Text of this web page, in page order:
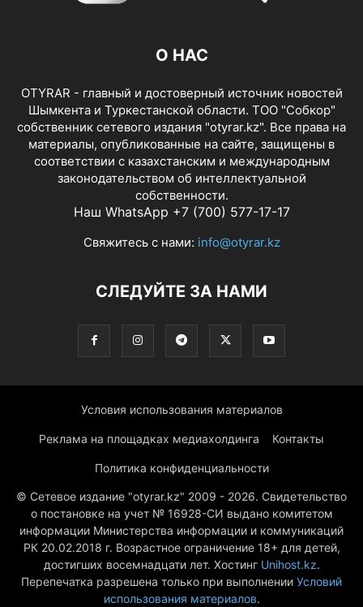
О НАС
OTYRAR - главный и достоверный источник новостей
Шымкента и Туркестанской области. ТОО "Собкор"
собственник сетевого издания "otyrar.kz". Все права на
материалы, опубликованные на сайте, защищены в
соответствии с казахстанским и международным
законодательством об интеллектуальной
собственности.
Наш WhatsApp +7 (700) 577-17-17
Свяжитесь с нами: info@otyrar.kz
СЛЕДУЙТЕ ЗА НАМИ
Условия использования материалов
Реклама на площадках медиахолдинга Контакты
Политика конфиденциальности
© Сетевое издание "otyrar.kz" 2009 - 2026. Свидетельство
о постановке на учет № 16928-СИ выдано комитетом
информации Министерства информации и коммуникаций
РК 20.02.2018 г. Возрастное ограничение 18+ для детей,
достигших восемнадцати лет. Хостинг Unihost.kz.
Перепечатка разрешена только при выполнении Условий
использования материалов.